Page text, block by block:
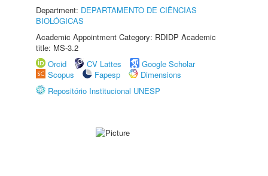
Department: DEPARTAMENTO DE CIÊNCIAS
BIOLÓGICAS
Academic Appointment Category: RDIDP Academic
title: MS-3.2
Orcid
CV Lattes
Google Scholar
Scopus
Fapesp
Dimensions
Repositório Institucional UNESP